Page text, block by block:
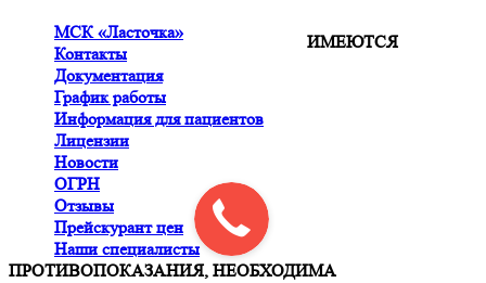
МСК «Ласточка»
Контакты
Документация
График работы
Информация для пациентов
Лицензии
Новости
ОГРН
Отзывы
Прейскурант цен
Наши специалисты
ИМЕЮТСЯ
ПРОТИВОПОКАЗАНИЯ, НЕОБХОДИМА